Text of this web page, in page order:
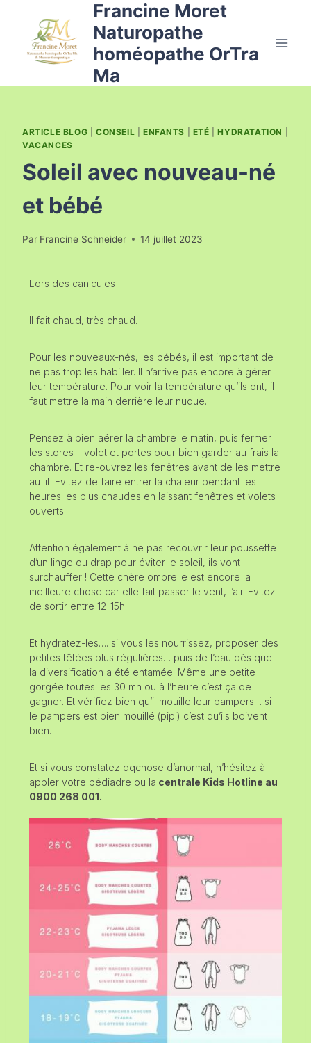
Francine Moret
Naturopathe
homéopathe OrTra
Ma
ARTICLE BLOG CONSEIL ENFANTS ETÉ |HYDRATATION
VACANCES
Soleil avec nouveau-né
et bébé
Par Francine Schneider 14 juillet 2023
Lors des canicules :
Il fait chaud, très chaud.
Pour les nouveaux-nés, les bébés, il est important de
ne pas trop les habiller. Il n’arrive pas encore à gérer
leur température. Pour voir la température qu’ils ont, il
faut mettre la main derrière leur nuque.
Pensez à bien aérer la chambre le matin, puis fermer
les stores – volet et portes pour bien garder au frais la
chambre. Et re-ouvrez les fenêtres avant de les mettre
au lit. Evitez de faire entrer la chaleur pendant les
heures les plus chaudes en laissant fenêtres et volets
ouverts.
Attention également à ne pas recouvrir leur poussette
d’un linge ou drap pour éviter le soleil, ils vont
surchauffer ! Cette chère ombrelle est encore la
meilleure chose car elle fait passer le vent, l’air. Evitez
de sortir entre 12-15h.
Et hydratez-les…. si vous les nourrissez, proposer des
petites têtées plus régulières… puis de l’eau dès que
la diversification a été entamée. Même une petite
gorgée toutes les 30 mn ou à l’heure c’est ça de
gagner. Et vérifiez bien qu’il mouille leur pampers… si
le pampers est bien mouillé (pipi) c’est qu’ils boivent
bien.
Et si vous constatez qqchose d’anormal, n’hésitez à
appler votre pédiadre ou la centrale Kids Hotline au
0900 268 001.